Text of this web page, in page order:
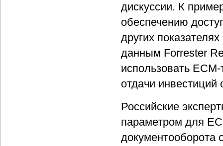
дискуссии. К
обеспечению
других
данным Forrester
использовать
отдачи инвестиций
Российские
параметром для
документооборота